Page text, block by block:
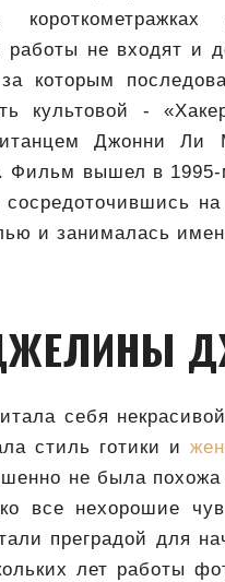
не входят и
которым
культовой -
Джонни Ли
Фильм вышел в 1995-
и занималась
себя
стиль готики и
не была
все нехорошие
преградой для
лет работы